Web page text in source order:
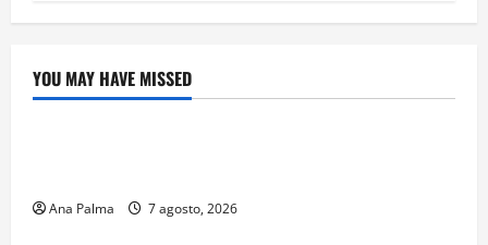
YOU MAY HAVE MISSED
Crítica de Cine
Ana Palma 7 agosto, 2026
Educación